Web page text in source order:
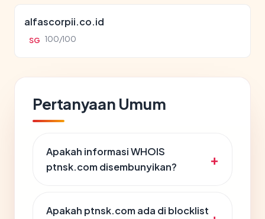
alfascorpii.co.id
SG 100/100
Pertanyaan Umum
Apakah informasi WHOIS
ptnsk.com disembunyikan?
Apakah ptnsk.com ada di blocklist